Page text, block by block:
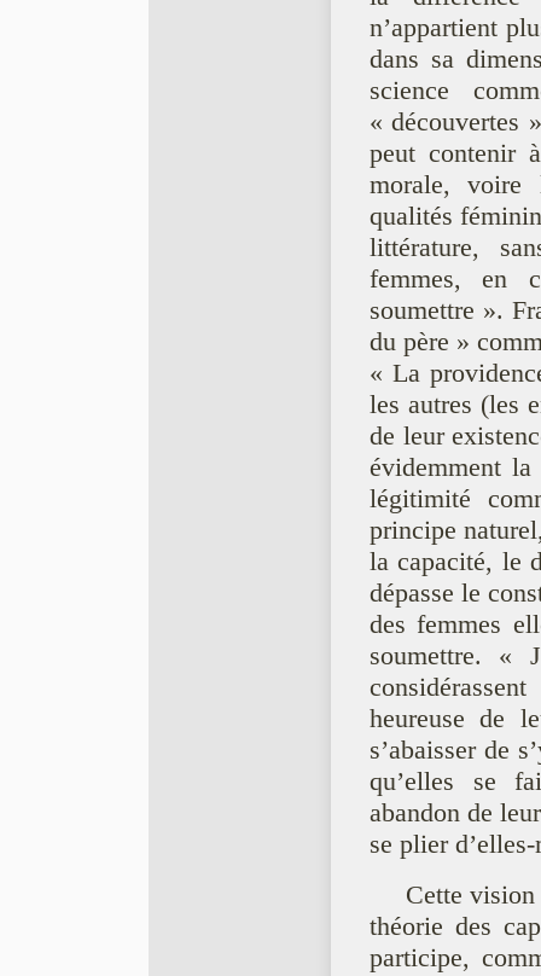
n’appartient
dans sa
science
« découvertes
peut contenir
morale, voire
qualités
littérature,
femmes, en
soumettre ».
du père »
« La
les autres (les
de leur
évidemment
légitimité
principe
la capacité, le
dépasse le
des femmes
soumettre. «
heureuse de
s’abaisser de
qu’elles se
abandon de
se plier
Cette
théorie des
participe,